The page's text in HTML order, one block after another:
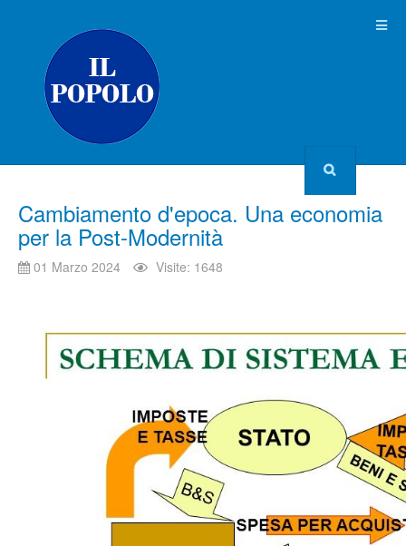
Cambiamento d'epoca. Una economia
per la Post-Modernità
01 Marzo 2024 Visite: 1648